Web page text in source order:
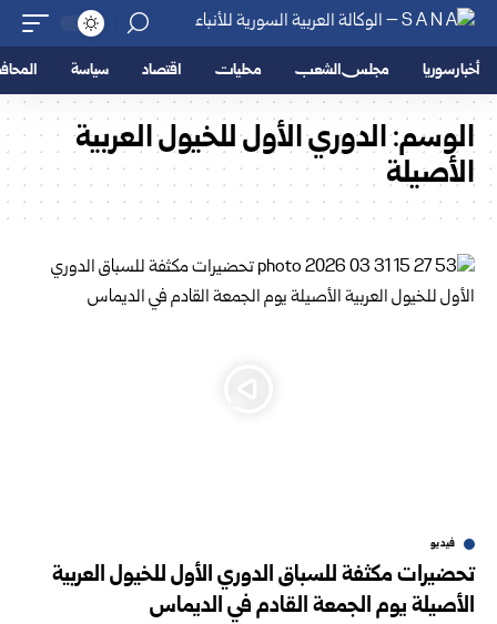
أخبار سوريا مجلس الشعب محليات اقتصاد سياسة
الوسم:الدوري الأول للخيول العربية
الأصيلة
فيديو
تحضيرات مكثفة للسباق الدوري الأول للخيول العربية
الأصيلة يوم الجمعة القادم في الديماس